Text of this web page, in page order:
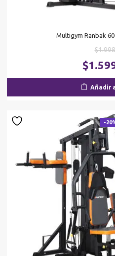
Multigym Ranbak
$
$
Añadir
-